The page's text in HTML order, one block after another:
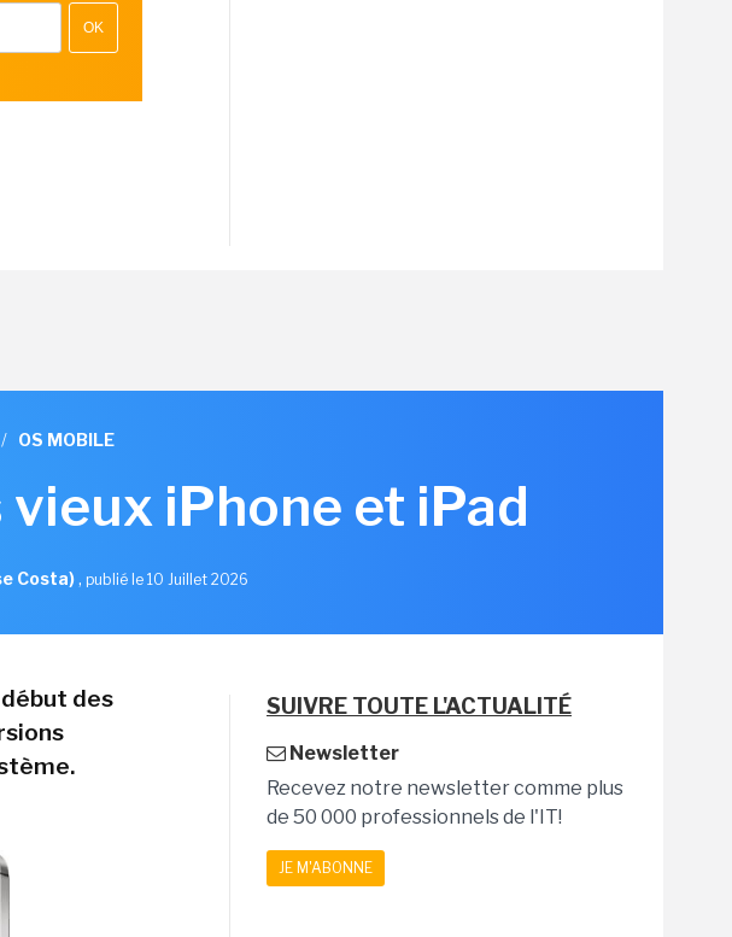
OK
/ OS MOBILE
iPhone et iPad
Costa), publié le 10 Juillet 2026
des
SUIVRE TOUTE L'ACTUALITÉ
Newsletter
Recevez notre newsletter comme plus
de 50 000 professionnels de l'IT!
JE M'ABONNE